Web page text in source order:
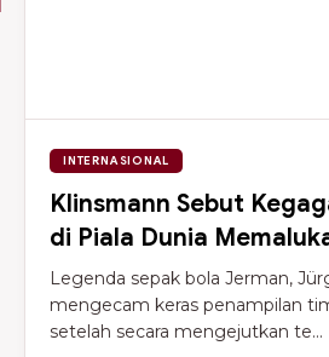
INTERNASIONAL
Klinsmann Sebut
di Piala Dunia
Legenda sepak bola Jerman,
mengecam keras penampilan
setelah secara mengejutkan te...